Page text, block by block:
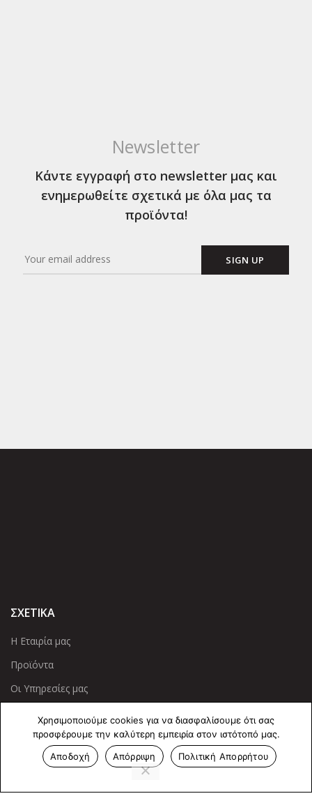
Newsletter
Κάντε εγγραφή στο newsletter μας και
ενημερωθείτε σχετικά με όλα μας τα
προϊόντα!
ΣΧΕΤΙΚΑ
Η Εταιρία μας
Προϊόντα
Οι Υπηρεσίες μας
ΠΛΗΡΟΦΟΡΙΕΣ
Πολιτική Απορρήτου
Χρησιμοποιούμε cookies για να διασφαλίσουμε ότι σας
προσφέρουμε την καλύτερη εμπειρία στον ιστότοπό μας.
Αποδοχή
Απόρριψη Πολιτική Απορρήτου